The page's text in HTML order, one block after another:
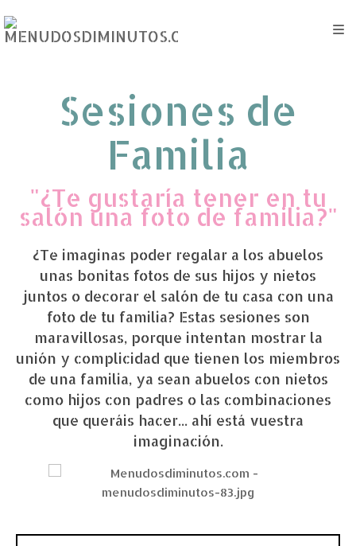
Sesiones de
Familia
"¿Te gustaría tener en tu
salón una foto de familia?"
¿Te imaginas poder regalar a los abuelos
unas bonitas fotos de sus hijos y nietos
juntos o decorar el salón de tu casa con una
foto de tu familia? Estas sesiones son
maravillosas, porque intentan mostrar la
unión y complicidad que tienen los miembros
de una familia, ya sean abuelos con nietos
como hijos con padres o las combinaciones
que queráis hacer... ahí está vuestra
imaginación.